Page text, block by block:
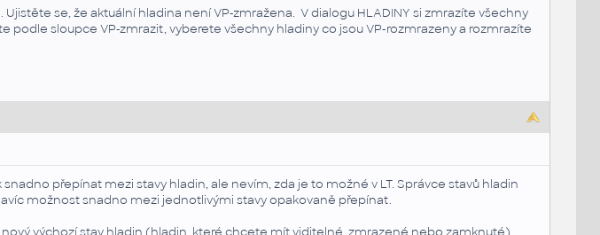
se, že aktuální hladina není VP-zmražena. V dialogu HLADINY si zmrazíte všechny
podle sloupce VP-zmrazit, vyberete všechny hladiny co jsou VP-rozmrazeny a rozmrazíte
přepínat mezi stavy hladin, ale nevím, zda je to možné v LT. Správce stavů hladin
možnost snadno mezi jednotlivými stavy opakovaně přepínat.